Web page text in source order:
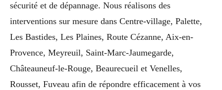
sécurité et de dépannage. Nous réalisons des
interventions sur mesure dans Centre-village, Palette,
Les Bastides, Les Plaines, Route Cézanne, Aix-en-
Provence, Meyreuil, Saint-Marc-Jaumegarde,
Châteauneuf-le-Rouge, Beaurecueil et Venelles,
Rousset, Fuveau afin de répondre efficacement à vos